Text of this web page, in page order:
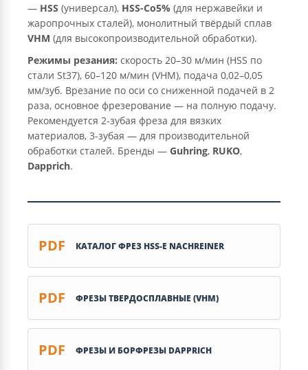
— HSS (универсал), HSS-Co5% (для нержавейки и
жаропрочных сталей), монолитный твёрдый сплав
VHM (для высокопроизводительной обработки).
Режимы резания: скорость 20–30 м/мин (HSS по
стали St37), 60–120 м/мин (VHM), подача 0,02–0,05
мм/зуб. Врезание по оси со сниженной подачей в 2
раза, основное фрезерование — на полную подачу.
Рекомендуется 2-зубая фреза для вязких
материалов, 3-зубая — для производительной
обработки сталей. Бренды — Guhring, RUKO,
Dapprich.
PDF КАТАЛОГ ФРЕЗ HSS-E NACHREINER
PDF ФРЕЗЫ ТВЕРДОСПЛАВНЫЕ (VHM)
PDF ФРЕЗЫ И БОРФРЕЗЫ DAPPRICH